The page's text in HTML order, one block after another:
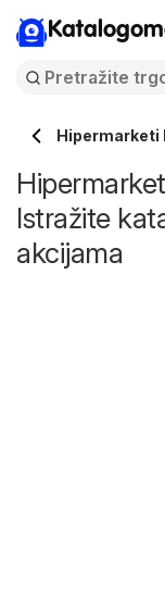
Hipermarketi
Istražite
akcijama